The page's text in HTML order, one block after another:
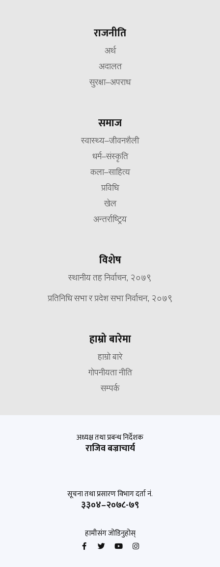
राजनीति
अर्थ
अदालत
सुरक्षा–अपराध
समाज
स्वास्थ्य–जीवनशैली
धर्म–संस्कृति
कला–साहित्य
प्रविधि
खेल
अन्तर्राष्ट्रिय
विशेष
स्थानीय तह निर्वाचन, २०७९
प्रतिनिधि सभा र प्रदेश सभा निर्वाचन, २०७९
हाम्रो बारेमा
हाम्रो बारे
गोपनीयता नीति
सम्पर्क
अध्यक्ष तथा प्रबन्ध निर्देशक
राजिव बज्राचार्य
सूचना तथा प्रसारण विभाग दर्ता नं.
३३०४–२०७८-७९
हामीसंग जोडिनुहोस्